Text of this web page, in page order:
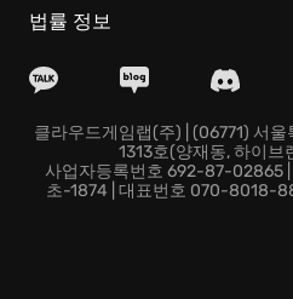
시간마저 속이는 트릭
: 뫼비우
기묘한 퍼즐들이 당신의 두뇌
닙니다. 아홉 남녀의 뒤틀린
나면서, 예측 불허의 인간 드
노벨의 깊이 있는 스토리텔링
법률 정보
클라우드게임랩(주) | (06771) 서울
1313호(양재동, 하이브
사업자등록번호 692-87-02865
초-1874 | 대표번호 070-8018-